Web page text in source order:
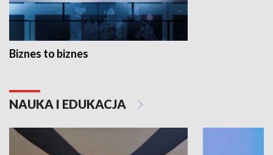
Biznes to biznes
NAUKA I EDUKACJA